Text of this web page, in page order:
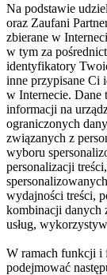
Na podstawie
oraz Zaufani
zbierane w
w tym za
identyfikatory
inne przypisane Ci
w Internecie. Dane
informacji na
ograniczonych
związanych z
wyboru
personalizacji
wydajności treści,
kombinacji danych
usług,
W ramach funkcji i
podejmować